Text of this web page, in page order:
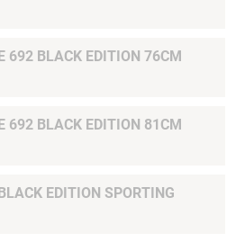
BANDE CARBONE 692 BLACK EDITION 76CM
692 BLACK EDITION 81CM
EDITION SPORTING